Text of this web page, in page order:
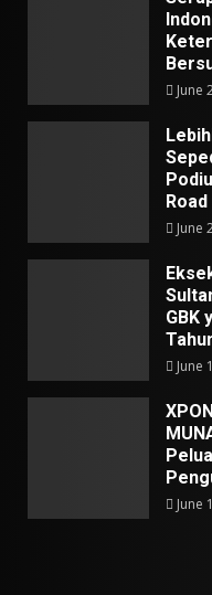
June
June
GBK
June
June